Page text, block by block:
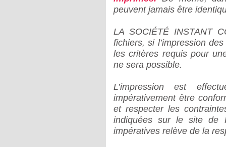
peuvent jamais être
LA SOCIÉTÉ INSTANT
fichiers, si l’impression
les critères requis pour
ne sera possible.
L’impression est
impérativement être
et respecter les
indiquées sur le site de
impératives relève de la